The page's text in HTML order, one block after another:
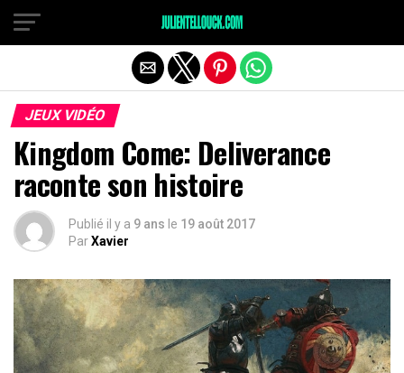
JEUX VIDÉO
Kingdom Come: Deliverance
raconte son histoire
Publié il y a 9 ans le 19 août 2017
ParXavier